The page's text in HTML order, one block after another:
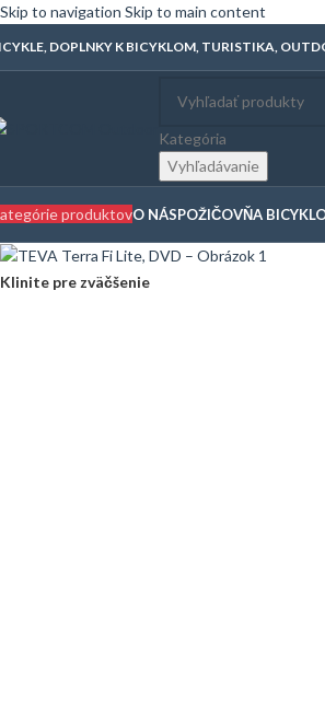
Skip to navigation Skip to main content
DOPLNKY K BICYKLOM, TURISTIKA,
Kategória
Vyhľadávanie
produktovO NÁSPOŽIČOVŇA
Klinite pre zväčšenie